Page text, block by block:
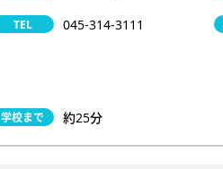
TEL 045-314-3111
学校まで 約25分